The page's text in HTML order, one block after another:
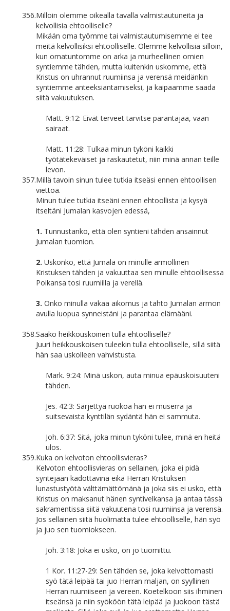
356.Milloin olemme oikealla tavalla valmistautuneita ja
kelvollisia ehtoolliselle?
Mikään oma työmme tai valmistautumisemme ei tee
meitä kelvollisiksi ehtoolliselle. Olemme kelvollisia silloin,
kun omatuntomme on arka ja murheellinen omien
syntiemme tähden, mutta kuitenkin uskomme, että
Kristus on uhrannut ruumiinsa ja verensä meidänkin
syntiemme anteeksiantamiseksi, ja kaipaamme saada
siitä vakuutuksen.
Matt. 9:12: Eivät terveet tarvitse parantajaa, vaan
sairaat.
Matt. 11:28: Tulkaa minun tyköni kaikki
työtätekeväiset ja raskautetut, niin minä annan teille
levon.
357.Millä tavoin sinun tulee tutkia itseäsi ennen ehtoollisen
viettoa.
Minun tulee tutkia itseäni ennen ehtoollista ja kysyä
itseltäni Jumalan kasvojen edessä,
1. Tunnustanko, että olen syntieni tähden ansainnut
Jumalan tuomion.
2. Uskonko, että Jumala on minulle armollinen
Kristuksen tähden ja vakuuttaa sen minulle ehtoollisessa
Poikansa tosi ruumiilla ja verellä.
3. Onko minulla vakaa aikomus ja tahto Jumalan armon
avulla luopua synneistäni ja parantaa elämääni.
358.Saako heikkouskoinen tulla ehtoolliselle?
Juuri heikkouskoisen tuleekin tulla ehtoolliselle, sillä siitä
hän saa uskolleen vahvistusta.
Mark. 9:24: Minä uskon, auta minua epäuskoisuuteni
tähden.
Jes. 42:3: Särjettyä ruokoa hän ei muserra ja
suitsevaista kynttilän sydäntä hän ei sammuta.
Joh. 6:37: Sitä, joka minun tyköni tulee, minä en heitä
ulos.
359.Kuka on kelvoton ehtoollisvieras?
Kelvoton ehtoollisvieras on sellainen, joka ei pidä
syntejään kadottavina eikä Herran Kristuksen
lunastustyötä välttämättömänä ja joka siis ei usko, että
Kristus on maksanut hänen syntivelkansa ja antaa tässä
sakramentissa siitä vakuutena tosi ruumiinsa ja verensä.
Jos sellainen siitä huolimatta tulee ehtoolliselle, hän syö
ja juo sen tuomiokseen.
Joh. 3:18: Joka ei usko, on jo tuomittu.
1 Kor. 11:27-29: Sen tähden se, joka kelvottomasti
syö tätä leipää tai juo Herran maljan, on syyllinen
Herran ruumiiseen ja vereen. Koetelkoon siis ihminen
itseänsä ja niin syököön tätä leipää ja juokoon tästä